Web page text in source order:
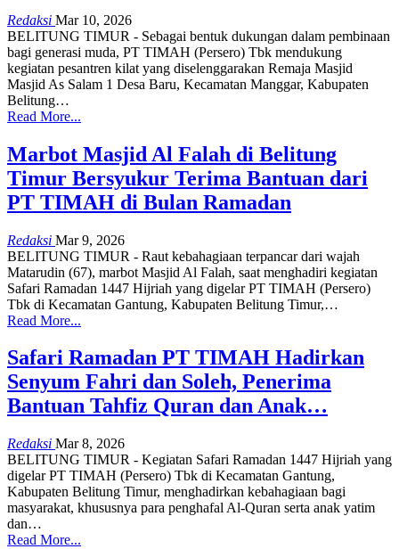
Redaksi Mar 10, 2026
BELITUNG TIMUR - Sebagai bentuk dukungan dalam pembinaan
bagi generasi muda, PT TIMAH (Persero) Tbk mendukung
kegiatan pesantren kilat yang diselenggarakan Remaja Masjid
Masjid As Salam 1 Desa Baru, Kecamatan Manggar, Kabupaten
Belitung…
Read More...
Marbot Masjid Al Falah di Belitung
Timur Bersyukur Terima Bantuan dari
PT TIMAH di Bulan Ramadan
Redaksi Mar 9, 2026
BELITUNG TIMUR - Raut kebahagiaan terpancar dari wajah
Matarudin (67), marbot Masjid Al Falah, saat menghadiri kegiatan
Safari Ramadan 1447 Hijriah yang digelar PT TIMAH (Persero)
Tbk di Kecamatan Gantung, Kabupaten Belitung Timur,…
Read More...
Safari Ramadan PT TIMAH Hadirkan
Senyum Fahri dan Soleh, Penerima
Bantuan Tahfiz Quran dan Anak…
Redaksi Mar 8, 2026
BELITUNG TIMUR - Kegiatan Safari Ramadan 1447 Hijriah yang
digelar PT TIMAH (Persero) Tbk di Kecamatan Gantung,
Kabupaten Belitung Timur, menghadirkan kebahagiaan bagi
masyarakat, khususnya para penghafal Al-Quran serta anak yatim
dan…
Read More...